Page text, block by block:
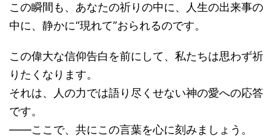
この瞬間も、あなたの祈りの中に、人生の出来事の
中に、静かに“現れて”おられるのです。
この偉大な信仰告白を前にして、私たちは思わず祈
りたくなります。
それは、人の力では語り尽くせない神の愛への応答
です。
――ここで、共にこの言葉を心に刻みましょう。